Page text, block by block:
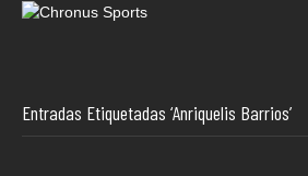
Entradas Etiquetadas ‘Anriquelis Barrios’